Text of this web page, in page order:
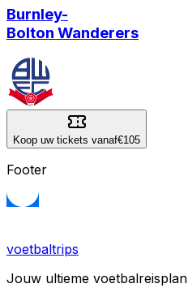
Burnley-
Bolton Wanderers
Koop uw tickets vanaf€105
Footer
voetbaltrips
Jouw ultieme